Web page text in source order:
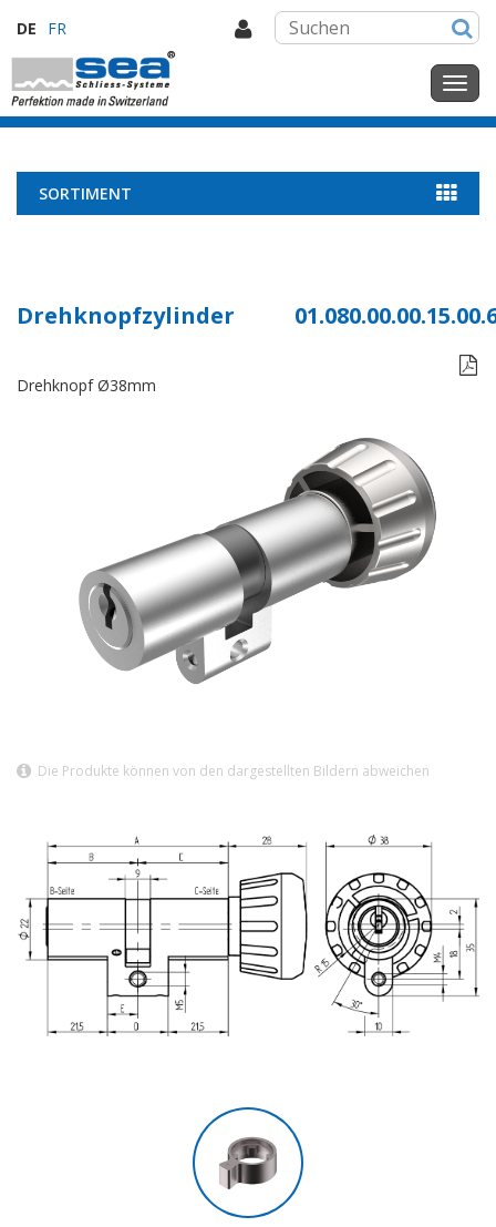
DE FR
SORTIMENT
Drehknopfzylinder

Drehknopf Ø38mm
Die Produkte können von den dargestellten Bildern abweichen